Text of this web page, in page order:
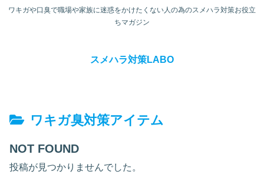
ワキガや口臭で職場や家族に迷惑をかけたくない人の為のスメハラ対策お役立
ちマガジン
スメハラ対策LABO
ワキガ臭対策アイテム
NOT FOUND
投稿が見つかりませんでした。